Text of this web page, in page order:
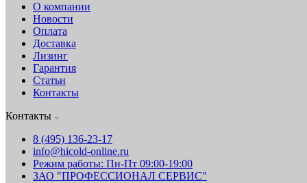
О компании
Новости
Оплата
Доставка
Лизинг
Гарантия
Статьи
Контакты
Контакты
8 (495) 136-23-17
info@hicold-online.ru
Режим работы: Пн-Пт 09:00-19:00
ЗАО "ПРОФЕССИОНАЛ СЕРВИС"